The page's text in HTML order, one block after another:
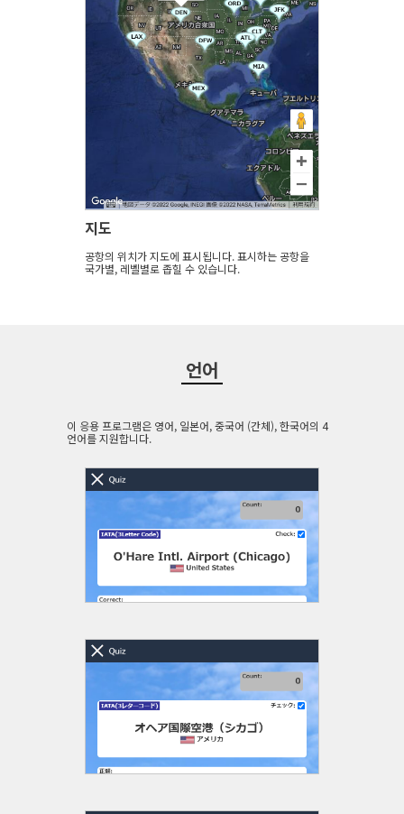
지도
공항의 위치가 지도에 표시됩니다. 표시하는 공항을
국가별, 레벨별로 좁힐 수 있습니다.
언어
이 응용 프로그램은 영어, 일본어, 중국어 (간체), 한국어의 4
언어를 지원합니다.